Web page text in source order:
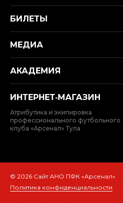
БИЛЕТЫ
МЕДИА
АКАДЕМИЯ
ИНТЕРНЕТ‑МАГАЗИН
Атрибутика и экипировка
профессионального футбольного
клуба «Арсенал» Тула
© 2026 Сайт АНО ПФК «Арсенал»
Политика конфиденциальности